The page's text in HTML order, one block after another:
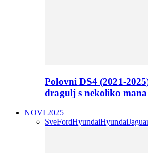
Polovni DS4 (2021-
dragulj s nekoliko mana
NOVI 2025
SveFordHyundaiHyundai